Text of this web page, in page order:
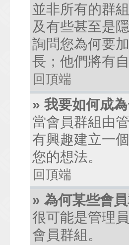
並非所有的群
及有些甚至是
詢問您為何要
長；他們將有
回頂端
» 我要如何成
當會員群組由
有興趣建立一
您的想法。
回頂端
» 為何某些會
很可能是管理
會員群組。